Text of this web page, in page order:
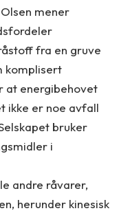
mener
fra en gruve
komplisert
at energibehovet
ikke er noe avfall
bruker
i
andre råvarer,
herunder kinesisk